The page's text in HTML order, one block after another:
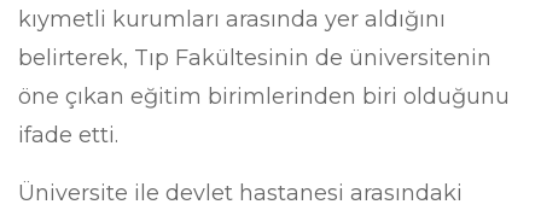
kıymetli kurumları arasında yer aldığını
belirterek, Tıp Fakültesinin de üniversitenin
öne çıkan eğitim birimlerinden biri olduğunu
ifade etti.
Üniversite ile devlet hastanesi arasındaki